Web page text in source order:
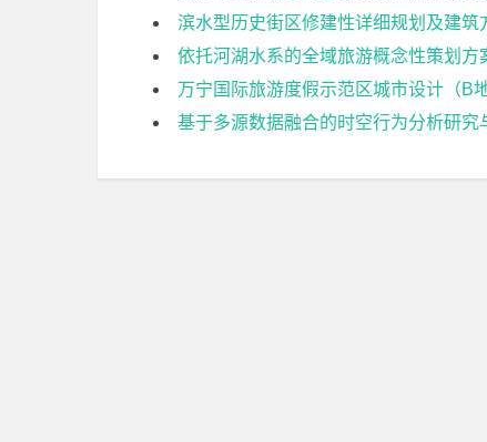
滨水型历史街区修建性详细规划及建筑
依托河湖水系的全域旅游概念性策划方
万宁国际旅游度假示范区城市设计（B
基于多源数据融合的时空行为分析研究